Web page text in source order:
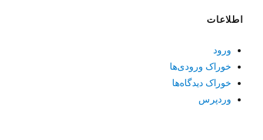
اطلاعات
ورود
خوراک ورودی‌ها
خوراک دیدگاه‌ها
وردپرس